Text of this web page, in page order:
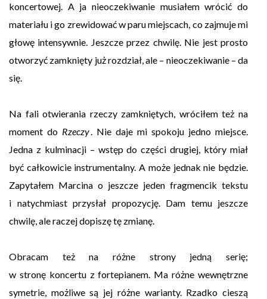
koncertowej. A ja nieoczekiwanie musiałem wrócić do
materiału i go zrewidować w paru miejscach, co zajmuje mi
głowę intensywnie. Jeszcze przez chwilę. Nie jest prosto
otworzyć zamknięty już rozdział, ale – nieoczekiwanie – da
się.
Na fali otwierania rzeczy zamkniętych, wróciłem też na
moment do Rzeczy. Nie daje mi spokoju jedno miejsce.
Jedna z kulminacji – wstęp do części drugiej, który miał
być całkowicie instrumentalny. A może jednak nie będzie.
Zapytałem Marcina o jeszcze jeden fragmencik tekstu
i natychmiast przysłał propozycję. Dam temu jeszcze
chwilę, ale raczej dopiszę tę zmianę.
Obracam też na różne strony jedną serię;
w stronę koncertu z fortepianem. Ma różne wewnętrzne
symetrie, możliwe są jej różne warianty. Rzadko cieszą